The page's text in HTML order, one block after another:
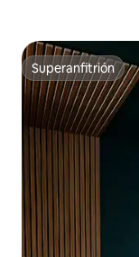
Superanfitrión
Superanfitrión